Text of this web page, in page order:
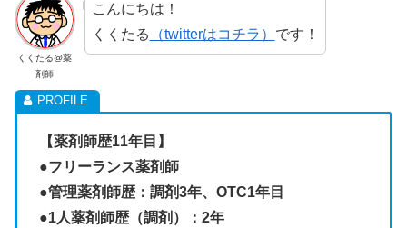
くくたる@薬
剤師
こんにちは！
くくたる （twitterはコチラ） です！
【薬剤師歴11年目】
●フリーランス薬剤師
●管理薬剤師歴：調剤3年、OTC1年目
●1人薬剤師歴（調剤）：2年